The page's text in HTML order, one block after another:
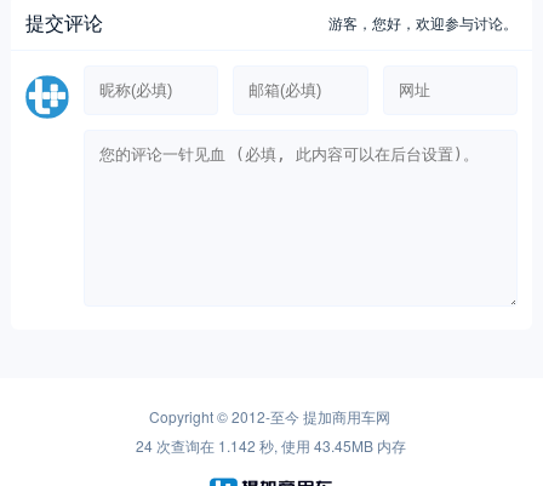
提交评论 游客，您好，欢迎参与讨论。
Copyright © 2012-至今提加商用车网
24 次查询在 1.142 秒, 使用 43.45MB 内存